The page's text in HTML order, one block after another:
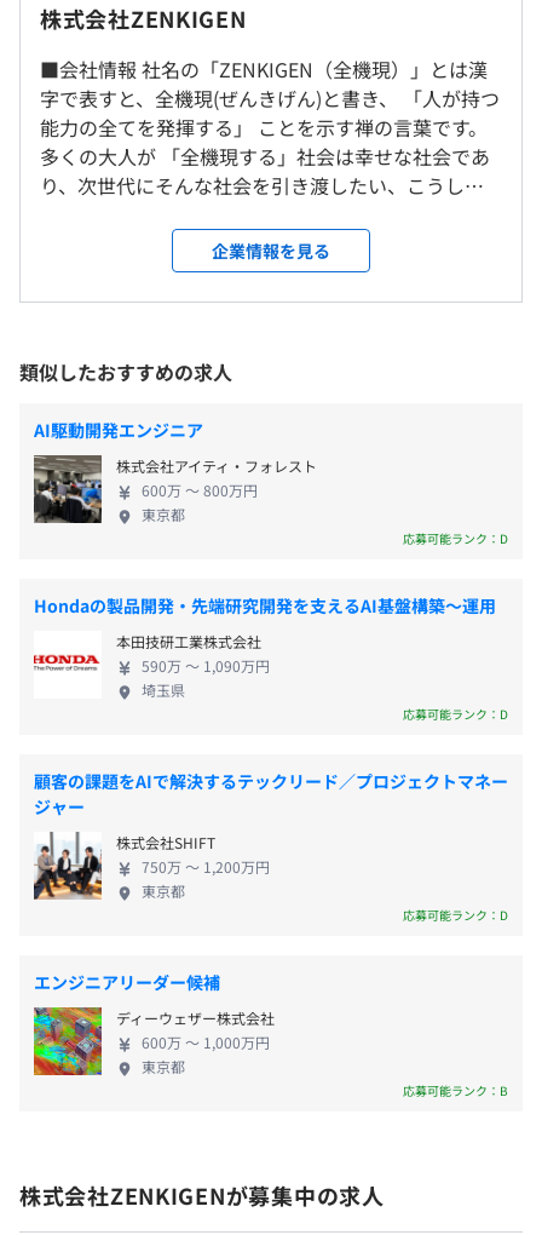
モジュールを駆使し、企業の採用力を総合的に支援してい
ます。
データアナリスト以外には、プロジェクトマネージャー・
データエンジニアの2つの役割があります。
・データアナリスト：採用における構造データ（承諾・辞
退データなど）に加え、非構造化データ(言語・非言語コ
ミュニケーションデータなど)を駆使して、採用のボトル
・データエンジニア：データ分析基盤の設計・構築やパイ
タ環境の整備
理化学研究所でのデータ解析を用いた宇宙物理学の研究で
博士号を取得。
その後、データ分析/コンサルティング企業、AI/DX推進企
業にて、金融/通信/広告/商社/海外国営企業/グローバルメ
ーカー等、幅広い業界でのデータ・ドリブン事業推進に従
導入しているお客様のデータを分析し、企業の採用DX推
進を行うチームをリードしている。
就業場所の変更範囲
東京本社、湘南サテライトオフィス、自宅
＜変更範囲＞
会社の定める場所（テレワークを行う場所を含む）
受動喫煙防止措置に関する事項
敷地内禁煙（喫煙場所あり）
目駅」より徒歩5分
介護休暇、慶弔休暇、ZENKIGEN休暇（有給と別に年5日
連続取得できる休暇）
■有給：入社半年後より支給日数：10日
※有給発生前の休暇についても3日の特別休暇を
昇給査定年 2 回
3ヶ月
株式会社ZENKIGEN
■会社情報 社名の「ZENKIGEN（全機現）」とは漢
字で表すと、全機現(ぜんきげん)と書き、 「人が持つ
能力の全てを発揮する」 ことを示す禅の言葉です。
多くの大人が 「全機現する」社会は幸せな社会であ
り、次世代にそんな社会を引き渡したい、こうした
ちが目指す社会の姿としてVisonを定義し、その
Visonを軸にHR領域にて事業を推進しています。
Vison：「テクノロジーを通じて人と企業が全機現で
企業情報を見る
類似したおすすめの求人
AI駆動開発エンジニア
株式会社アイティ・フォレスト
600万 〜 800万円
東京都
応募可能ランク：D
Hondaの製品開発・先端研究開発を支えるAI基盤構築～運用
本田技研工業株式会社
590万 〜 1,090万円
埼玉県
応募可能ランク：D
顧客の課題をAIで解決するテックリード／プロジェクトマネー
ジャー
株式会社SHIFT
750万 〜 1,200万円
東京都
応募可能ランク：D
エンジニアリーダー候補
ディーウェザー株式会社
600万 〜 1,000万円
東京都
応募可能ランク：B
株式会社ZENKIGENが募集中の求人